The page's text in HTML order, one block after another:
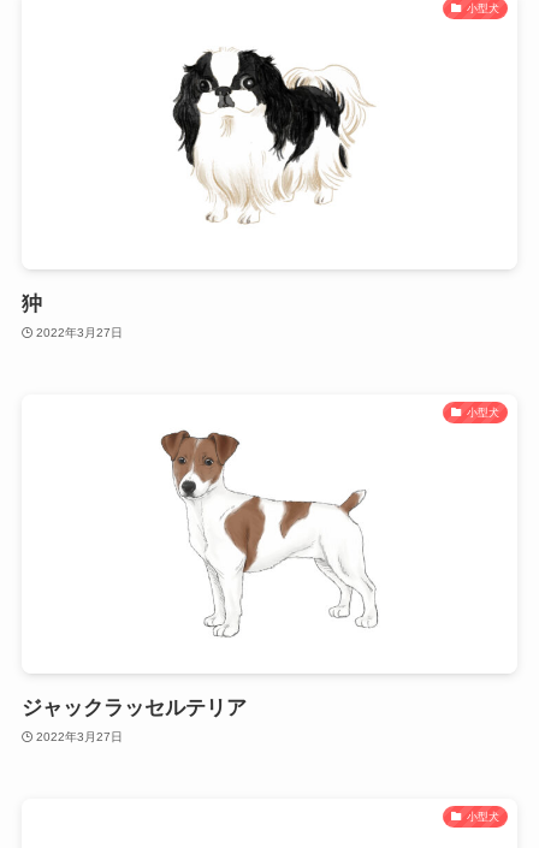
小型犬
狆
2022年3月27日
小型犬
ジャックラッセルテリア
2022年3月27日
小型犬